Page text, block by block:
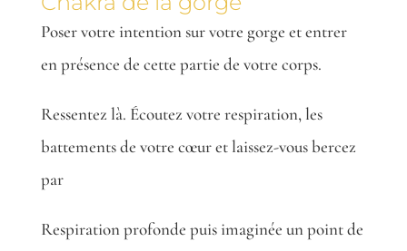
Poser votre intention sur votre gorge et entrer
en présence de cette partie de votre corps.
Ressentez là. Écoutez votre respiration, les
battements de votre cœur et laissez-vous bercez
par
Respiration profonde puis imaginée un point de